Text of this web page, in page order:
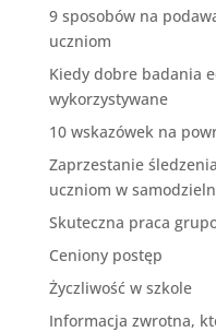
9 sposobów na
uczniom
Kiedy dobre badania
wykorzystywane
10 wskazówek na
Zaprzestanie
uczniom w
Skuteczna praca
Ceniony postęp
Życzliwość w szkole
Informacja zwrotna,